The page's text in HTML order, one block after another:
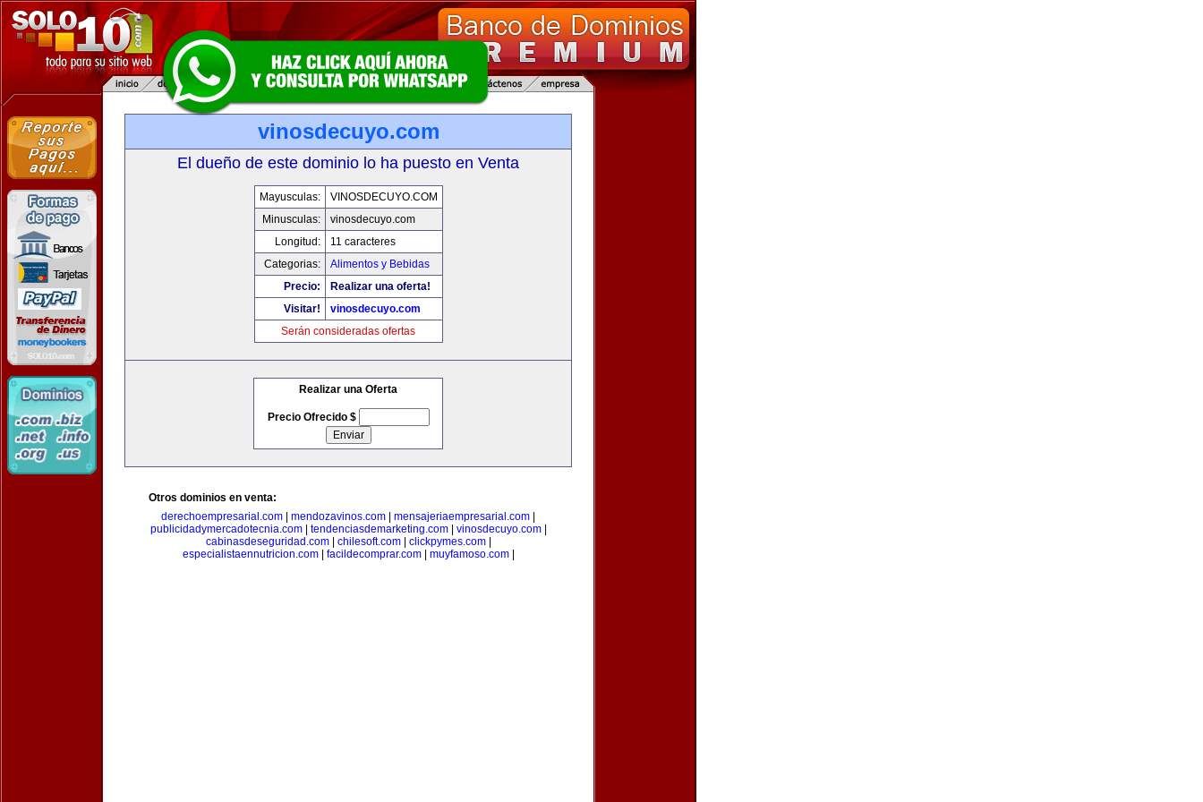
vinosdecuyo.com
El dueño de este dominio lo ha puesto en Venta
Mayusculas:
VINOSDECUYO.COM
Minusculas:
vinosdecuyo.com
Longitud:
11 caracteres
Categorias:
Alimentos y Bebidas
Precio:
Realizar una oferta!
Visitar!
vinosdecuyo.com
Serán consideradas ofertas
Realizar una Oferta
Precio Ofrecido $
Otros dominios en venta:
derechoempresarial.com
mendozavinos.com mensajeriaempresarial.com
publicidadymercadotecnia.com| tendenciasdemarketing.com| vinosdecuyo.com|
cabinasdeseguridad.com| chilesoft.com| clickpymes.com|
especialistaennutricion.com| facildecomprar.com| muyfamoso.com|